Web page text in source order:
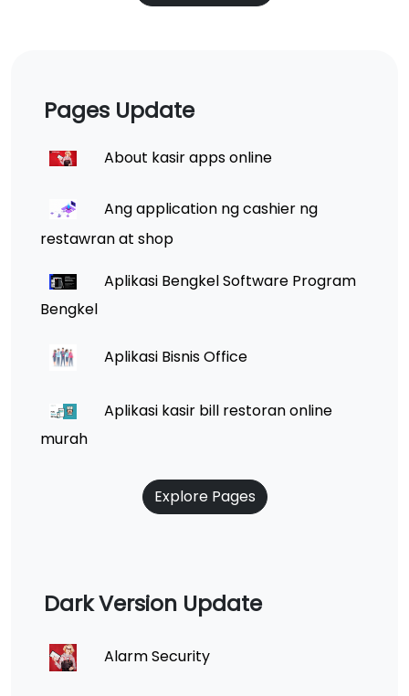
Pages Update
About kasir apps online
Ang application ng cashier ng
restawran at shop
Aplikasi Bengkel Software Program
Bengkel
Aplikasi Bisnis Office
Aplikasi kasir bill restoran online
murah
Explore Pages
Dark Version Update
Alarm Security